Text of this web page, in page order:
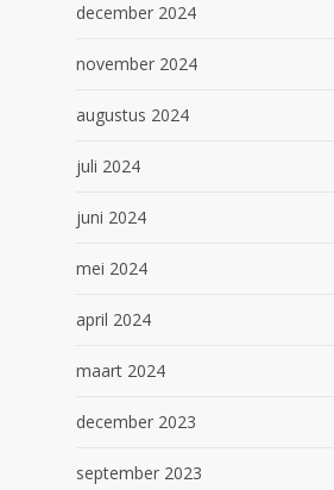
december 2024
november 2024
augustus 2024
juli 2024
juni 2024
mei 2024
april 2024
maart 2024
december 2023
september 2023